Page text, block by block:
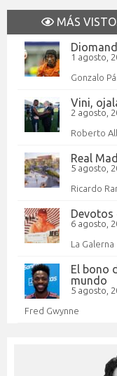
MÁS
1 agosto,
Gonzalo
Vini,
2 agosto,
Roberto
Real
5 agosto,
Ricardo
Devotos
6 agosto,
La Galerna
El bono
mundo
5 agosto,
Fred Gwynne